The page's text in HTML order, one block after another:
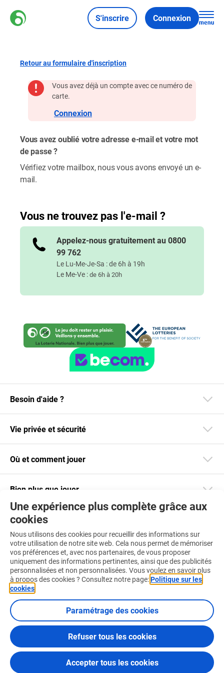
S'inscrire Connexion
Retour au formulaire d'inscription
Vous avez déjà un compte avec ce numéro de
carte.
Connexion
Vous avez oublié votre adresse e-mail et votre mot
de passe ?
Vérifiez votre mailbox, nous vous avons envoyé un e-
mail.
Vous ne trouvez pas l'e-mail ?
Appelez-nous gratuitement au 0800
99 762
Le Lu-Me-Je-Sa :de 6h à 19h
Le Me-Ve :de 6h à 20h
Une expérience plus complète grâce aux
cookies
Nous utilisons des cookies pour recueillir des informations sur
votre utilisation de notre site web. Cela nous permet de mémoriser
vos préférences et, avec nos partenaires, de vous proposer
uniquement des informations pertinentes, ainsi que des publicités
personnalisées et non personnalisées. Vous voulez en savoir plus
à propos des cookies ? Consultez notre page:Politique sur les
cookies
Paramétrage des cookies
Refuser tous les cookies
Accepter tous les cookies
Besoin d'aide ?
Vie privée et sécurité
Où et comment jouer
Bien plus que jouer
Téléchargez notre app
Conditions d'utilisation Politique sur les cookies
Certificats et Codes de Conduite © 2026 Loterie Nationale